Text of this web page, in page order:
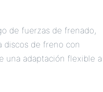
de fuerzas de frenado,
discos de freno con
una adaptación flexible a